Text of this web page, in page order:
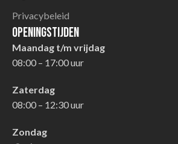
Privacybeleid
Openingstijden
Maandag t/m vrijdag
08:00 – 17:00 uur
Zaterdag
08:00 – 12:30 uur
Zondag